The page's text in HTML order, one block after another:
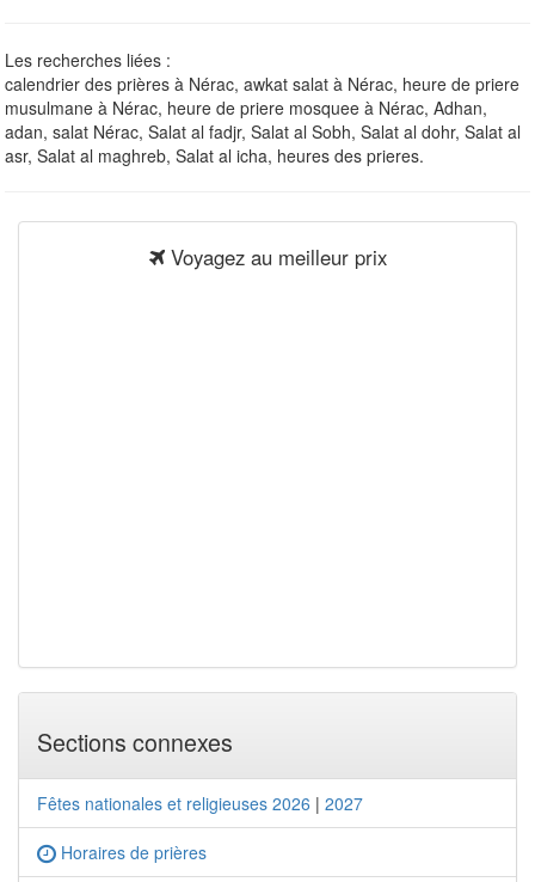
Les recherches liées :
calendrier des prières à Nérac, awkat salat à Nérac, heure de priere
musulmane à Nérac, heure de priere mosquee à Nérac, Adhan,
adan, salat Nérac, Salat al fadjr, Salat al Sobh, Salat al dohr, Salat al
asr, Salat al maghreb, Salat al icha, heures des prieres.
Voyagez au meilleur prix
Sections connexes
Fêtes nationales et religieuses 2026 | 2027
Horaires de prières